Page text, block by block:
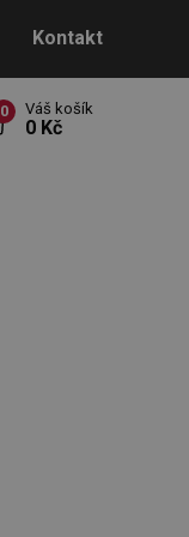
Kontakt
0 Váš košík
0 Kč